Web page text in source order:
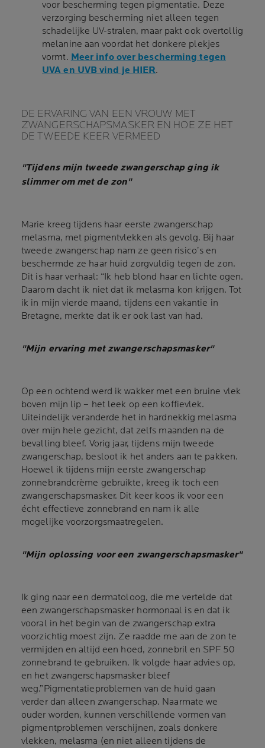
voor bescherming tegen pigmentatie. Deze
verzorging bescherming niet alleen tegen
schadelijke UV-stralen, maar pakt ook overtollig
melanine aan voordat het donkere plekjes
vormt. Meer info over bescherming tegen
UVA en UVB vind je HIER.
DE ERVARING VAN EEN VROUW MET
ZWANGERSCHAPSMASKER EN HOE ZE HET
DE TWEEDE KEER VERMEED
"Tijdens mijn tweede zwangerschap ging ik
slimmer om met de zon"
Marie kreeg tijdens haar eerste zwangerschap
melasma, met pigmentvlekken als gevolg. Bij haar
tweede zwangerschap nam ze geen risico’s en
beschermde ze haar huid zorgvuldig tegen de zon.
Dit is haar verhaal: “Ik heb blond haar en lichte ogen.
Daarom dacht ik niet dat ik melasma kon krijgen. Tot
ik in mijn vierde maand, tijdens een vakantie in
Bretagne, merkte dat ik er ook last van had.
"Mijn ervaring met zwangerschapsmasker"
Op een ochtend werd ik wakker met een bruine vlek
boven mijn lip – het leek op een koffievlek.
Uiteindelijk veranderde het in hardnekkig melasma
over mijn hele gezicht, dat zelfs maanden na de
bevalling bleef. Vorig jaar, tijdens mijn tweede
zwangerschap, besloot ik het anders aan te pakken.
Hoewel ik tijdens mijn eerste zwangerschap
zonnebrandcrème gebruikte, kreeg ik toch een
zwangerschapsmasker. Dit keer koos ik voor een
écht effectieve zonnebrand en nam ik alle
mogelijke voorzorgsmaatregelen.
"Mijn oplossing voor een zwangerschapsmasker"
Ik ging naar een dermatoloog, die me vertelde dat
een zwangerschapsmasker hormonaal is en dat ik
vooral in het begin van de zwangerschap extra
voorzichtig moest zijn. Ze raadde me aan de zon te
vermijden en altijd een hoed, zonnebril en SPF 50
zonnebrand te gebruiken. Ik volgde haar advies op,
en het zwangerschapsmasker bleef
weg.”Pigmentatieproblemen van de huid gaan
verder dan alleen zwangerschap. Naarmate we
ouder worden, kunnen verschillende vormen van
pigmentproblemen verschijnen, zoals donkere
vlekken, melasma (en niet alleen tijdens de